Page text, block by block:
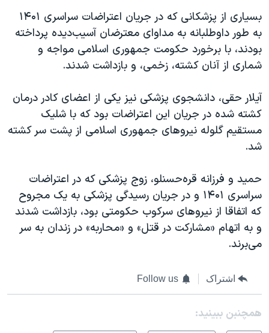
بسیاری از پزشکانی که در جریان اعتراضات سراسری ۱۴۰۱
به طور داوطلبانه به مداوای معترضان آسیب‌دیده پرداخته
بودند، با برخورد حکومت جمهوری اسلامی مواجه و
شماری از آنان کشته، زخمی، و بازداشت شدند.
آیلار حقی، دانشجوی پزشکی نیز یکی از اعضای کادر درمان
کشته شده در جریان این اعتراضات بود که با شلیک
مستقیم گلوله نیروهای جمهوری اسلامی از پشت سر کشته
شد.
حمید و فرزانه قره‌حسنلو، زوج پزشکی که در اعتراضات
سراسری ۱۴۰۱ و در جریان رسیدگی پزشکی به یک مجروح
که اتفاقا از نیروهای سرکوب حکومتی بود، بازداشت شدند
و به اتهام «مشارکت در قتل» و «محاربه» در زندان به سر
می‌برند.
اشتراک Follow us
همچنبن ببینید: